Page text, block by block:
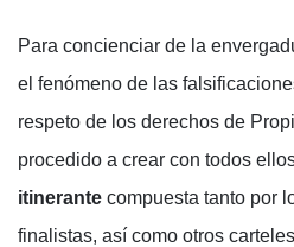
Para concienciar de la
el fenómeno de las
respeto de los derechos de
procedido a crear con todos
itinerante compuesta tanto por
finalistas, así como otros